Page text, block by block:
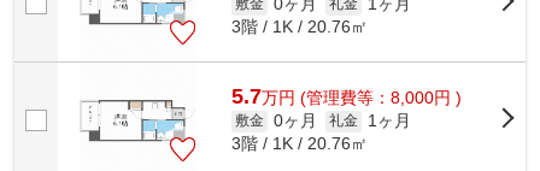
敷金 0ヶ月 礼金
1ヶ月
3階 / 1K / 20.76㎡
5.7万円 (管理費等：8,000円 )
敷金 0ヶ月 礼金
1ヶ月
3階 / 1K / 20.76㎡